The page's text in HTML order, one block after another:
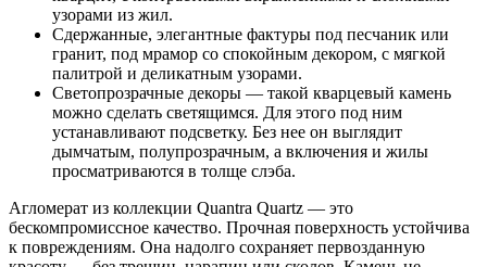
узорами из жил.
Сдержанные, элегантные фактуры под песчаник или
гранит, под мрамор со спокойным декором, с мягкой
палитрой и деликатным узорами.
Светопрозрачные декоры — такой кварцевый камень
можно сделать светящимся. Для этого под ним
устанавливают подсветку. Без нее он выглядит
дымчатым, полупрозрачным, а включения и жилы
просматриваются в толще слэба.
Агломерат из коллекции Quantra Quartz — это
бескомпромиссное качество. Прочная поверхность устойчива
к повреждениям. Она надолго сохраняет первозданную